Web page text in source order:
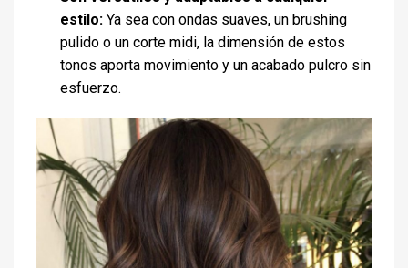
estilo: Ya sea con ondas suaves, un brushing
pulido o un corte midi, la dimensión de estos
tonos aporta movimiento y un acabado pulcro sin
esfuerzo.